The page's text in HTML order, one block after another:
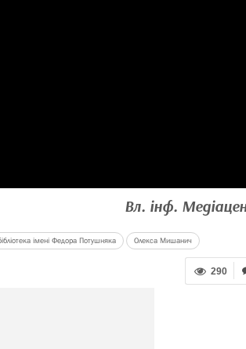
Вл. інф.
імені Федора Потушняка Олекса Мишанич
290